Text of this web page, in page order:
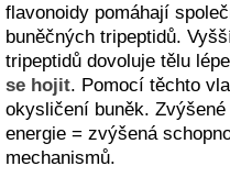
flavonoidy pomáhají
buněčných tripeptidů.
tripeptidů dovoluje tělu
se hojit. Pomocí těchto
okysličení buněk.
energie = zvýšená
mechanismů.